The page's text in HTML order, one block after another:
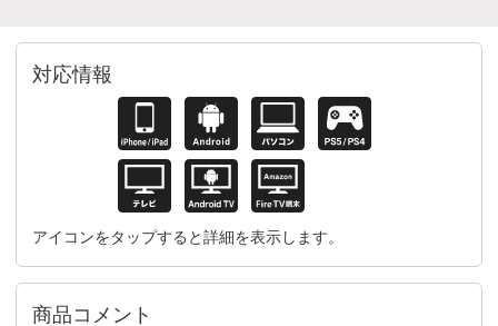
対応情報
アイコンをタップすると詳細を表示します。
商品コメント